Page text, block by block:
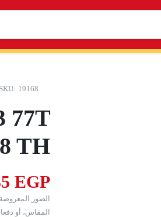
SKU: 19168
77T
TH
EGP
الصور
المقاس، أو